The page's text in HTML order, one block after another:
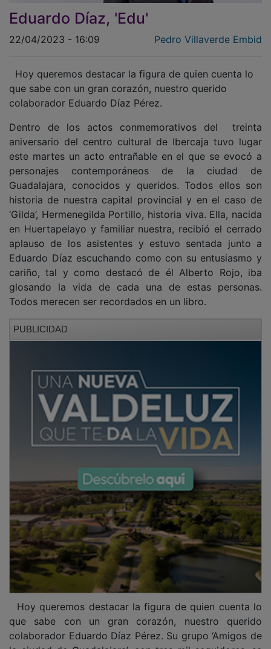
Eduardo Díaz, 'Edu'
que sabe con un gran corazón, nuestro querido
colaborador Eduardo Díaz Pérez.
aniversario del centro cultural de Ibercaja tuvo lugar
este martes un acto entrañable en el que se evocó a
personajes contemporáneos de la ciudad de
Guadalajara, conocidos y queridos. Todos ellos son
historia de nuestra capital provincial y en el caso de
‘Gilda’, Hermenegilda Portillo, historia viva. Ella, nacida
en Huertapelayo y familiar nuestra, recibió el cerrado
aplauso de los asistentes y estuvo sentada junto a
Eduardo Díaz escuchando como con su entusiasmo y
cariño, tal y como destacó de él Alberto Rojo, iba
glosando la vida de cada una de estas personas.
Todos merecen ser recordados en un libro.
que sabe con un gran corazón, nuestro querido
colaborador Eduardo Díaz Pérez. Su grupo ‘Amigos de
la ciudad de Guadalajara’, con tres mil seguidores, se